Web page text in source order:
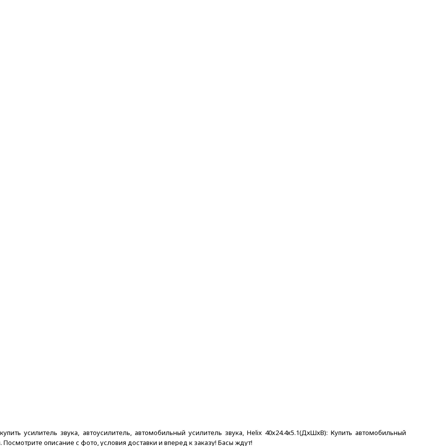
усилитель звука, автоусилитель, автомобильный усилитель звука, Helix 40х24.4х5.1(ДхШхВ): Купить автомобильный
описание с фото, условия доставки и вперед к заказу! Басы ждут!